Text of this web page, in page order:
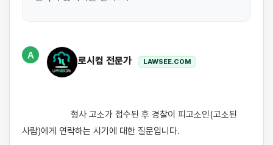
A
로시컴 전문가 LAWSEE.COM
사람)에게 연락하는 시기에 대한 질문입니다.